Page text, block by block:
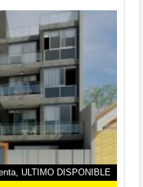
ULTIMO DISPONIBLE